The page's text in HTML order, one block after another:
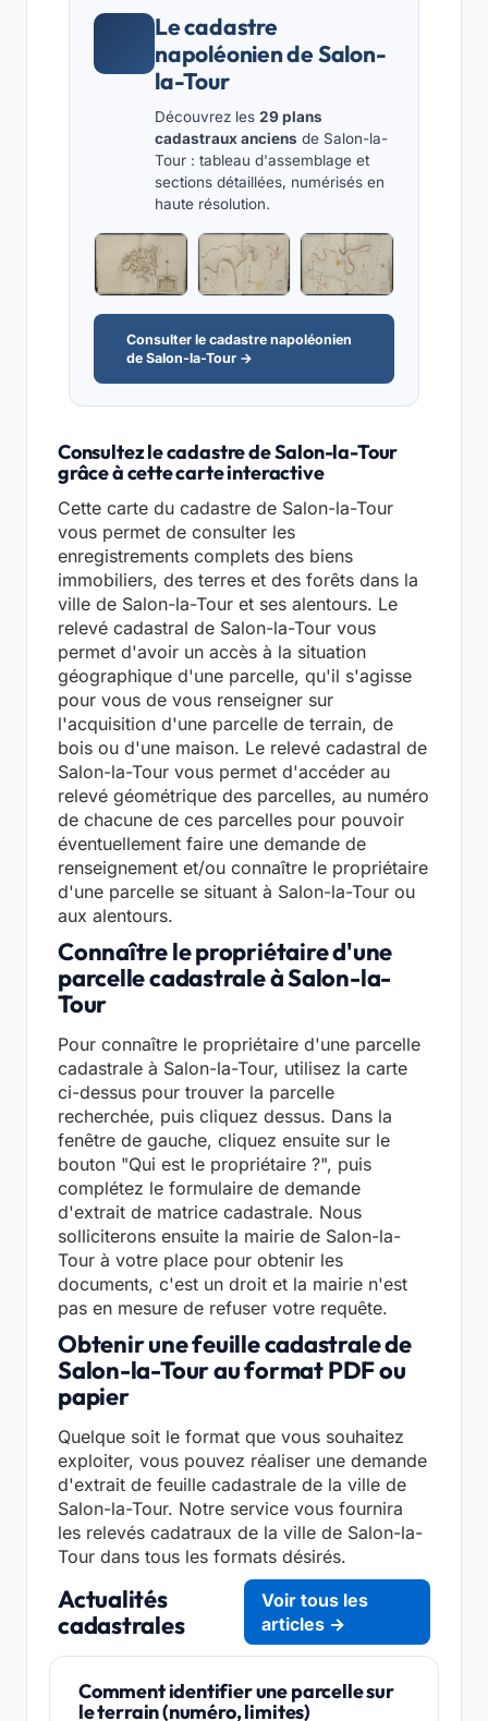
Le cadastre
napoléonien de Salon-
la-Tour
Découvrez les 29 plans
cadastraux anciens de Salon-la-
Tour : tableau d'assemblage et
sections détaillées, numérisés en
haute résolution.
Consulter le cadastre napoléonien
de Salon-la-Tour →
Consultez le cadastre de Salon-la-Tour
grâce à cette carte interactive
Cette carte du cadastre de Salon-la-Tour
vous permet de consulter les
enregistrements complets des biens
immobiliers, des terres et des forêts dans la
ville de Salon-la-Tour et ses alentours. Le
relevé cadastral de Salon-la-Tour vous
permet d'avoir un accès à la situation
géographique d'une parcelle, qu'il s'agisse
pour vous de vous renseigner sur
l'acquisition d'une parcelle de terrain, de
bois ou d'une maison. Le relevé cadastral de
Salon-la-Tour vous permet d'accéder au
relevé géométrique des parcelles, au numéro
de chacune de ces parcelles pour pouvoir
éventuellement faire une demande de
renseignement et/ou connaître le propriétaire
d'une parcelle se situant à Salon-la-Tour ou
aux alentours.
Connaître le propriétaire d'une
parcelle cadastrale à Salon-la-
Tour
Pour connaître le propriétaire d'une parcelle
cadastrale à Salon-la-Tour, utilisez la carte
ci-dessus pour trouver la parcelle
recherchée, puis cliquez dessus. Dans la
fenêtre de gauche, cliquez ensuite sur le
bouton "Qui est le propriétaire ?", puis
complétez le formulaire de demande
d'extrait de matrice cadastrale. Nous
solliciterons ensuite la mairie de Salon-la-
Tour à votre place pour obtenir les
documents, c'est un droit et la mairie n'est
pas en mesure de refuser votre requête.
Obtenir une feuille cadastrale de
Salon-la-Tour au format PDF ou
papier
Quelque soit le format que vous souhaitez
exploiter, vous pouvez réaliser une demande
d'extrait de feuille cadastrale de la ville de
Salon-la-Tour. Notre service vous fournira
les relevés cadatraux de la ville de Salon-la-
Tour dans tous les formats désirés.
Actualités
cadastrales
Voir tous les
articles →
Comment identifier une parcelle sur
le terrain (numéro, limites)